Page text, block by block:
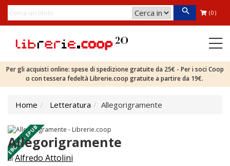
(0)
Per gli acquisti online: spese di spedizione gratuite da 25€ - Per i soci Coop
o con tessera fedeltà Librerie.coop gratuite a partire da 19€.
Home Letteratura Allegorigramente
EBOOK - EPUB
Allegorigramente
diAlfredo Attolini